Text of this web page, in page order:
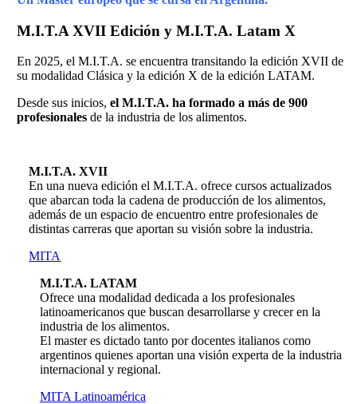
M.I.T.A XVIIEdición y M.I.T.A. Latam X
En 2025, el M.I.T.A. se encuentra transitando la edición XVII de
su modalidad Clásica y la edición X de la edición LATAM.
Desde sus inicios,el M.I.T.A. ha formado a más de 900
profesionales de la industria de los alimentos.
M.I.T.A. XVII
En una nueva edición el M.I.T.A. ofrece cursos actualizados
que abarcan toda la cadena de producción de los alimentos,
además de un espacio de encuentro entre profesionales de
distintas carreras que aportan su visión sobre la industria.
MITA
M.I.T.A. LATAM
Ofrece una modalidad dedicada a los profesionales
latinoamericanos que buscan desarrollarse y crecer en la
industria de los alimentos.
El master es dictado tanto por docentes italianos como
argentinos quienes aportan una visión experta de la industria
internacional y regional.
MITA Latinoamérica